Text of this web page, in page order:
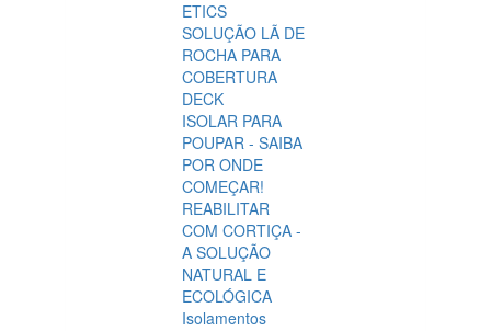
ETICS
SOLUÇÃO LÃ DE
ROCHA PARA
COBERTURA
DECK
ISOLAR PARA
POUPAR - SAIBA
POR ONDE
COMEÇAR!
REABILITAR
COM CORTIÇA -
A SOLUÇÃO
NATURAL E
ECOLÓGICA
Isolamentos